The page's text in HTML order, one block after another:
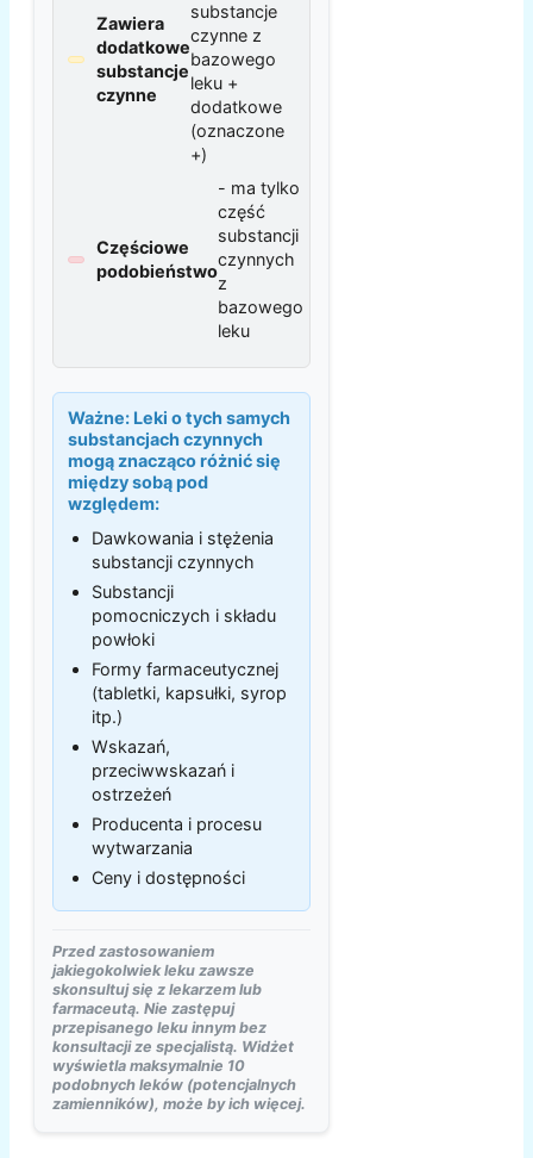
Zawiera
dodatkowe
substancje
czynne
substancje
czynne z
bazowego
leku +
dodatkowe
(oznaczone
+)
Częściowe
podobieństwo
- ma tylko
część
substancji
czynnych
z
bazowego
leku
Ważne: Leki o tych samych
substancjach czynnych
mogą znacząco różnić się
między sobą pod
względem:
Dawkowania i stężenia
substancji czynnych
Substancji
pomocniczych i składu
powłoki
Formy farmaceutycznej
(tabletki, kapsułki, syrop
itp.)
Wskazań,
przeciwwskazań i
ostrzeżeń
Producenta i procesu
wytwarzania
Ceny i dostępności
Przed zastosowaniem
jakiegokolwiek leku zawsze
skonsultuj się z lekarzem lub
farmaceutą. Nie zastępuj
przepisanego leku innym bez
konsultacji ze specjalistą. Widżet
wyświetla maksymalnie 10
podobnych leków (potencjalnych
zamienników), może by ich więcej.